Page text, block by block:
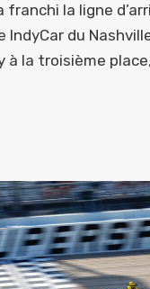
franchi la ligne
IndyCar du
à la troisième place,